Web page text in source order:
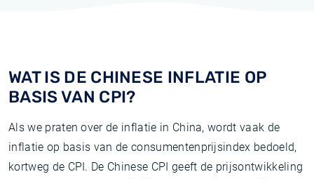
WAT IS DE CHINESE INFLATIE OP
BASIS VAN CPI?
Als we praten over de inflatie in China, wordt vaak de
inflatie op basis van de consumentenprijsindex bedoeld,
kortweg de CPI. De Chinese CPI geeft de prijsontwikkeling